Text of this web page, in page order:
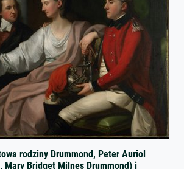
rodziny Drummond, Peter Auriol
Mary Bridget Milnes Drummond) i